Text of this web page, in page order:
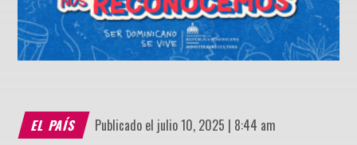
EL PAÍS Publicado el julio 10, 2025 | 8:44 am